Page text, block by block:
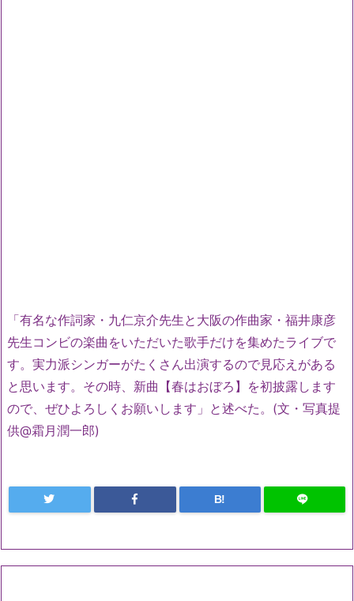
「有名な作詞家・九仁京介先生と大阪の作曲家・ 福井康彦
先生コンビの楽曲をいただいた歌手だけを集めたライブで
す。実力派シンガーがたくさん出演するので見応えがある
と思います。その時、新曲【春はおぼろ】を初披露します
ので、 ぜひよろしくお願いします」と述べた。(文・写真提
供@霜月潤一郎)
B!